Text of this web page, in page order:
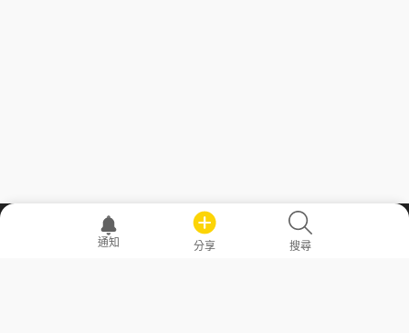
職場透明化運動
通知 分享 搜尋